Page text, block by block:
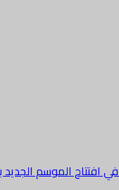
افتتاح الموسم الجديد